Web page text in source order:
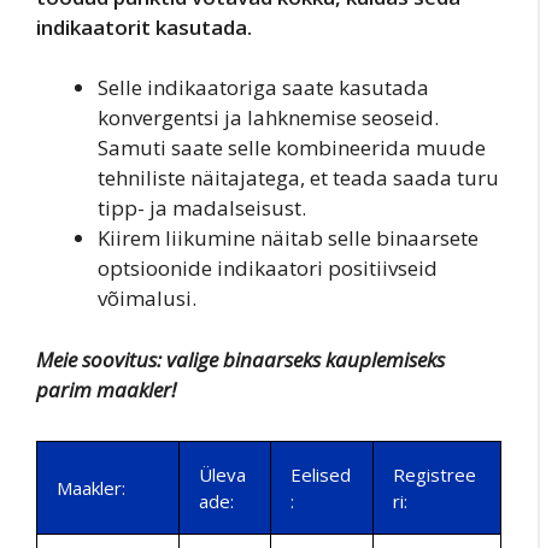
indikaatorit kasutada.
Selle indikaatoriga saate kasutada
konvergentsi ja lahknemise seoseid.
Samuti saate selle kombineerida muude
tehniliste näitajatega, et teada saada turu
tipp- ja madalseisust.
Kiirem liikumine näitab selle binaarsete
optsioonide indikaatori positiivseid
võimalusi.
Meie soovitus: valige binaarseks kauplemiseks
parim maakler!
Maakler:
Üleva
ade:
Eelised
:
Registree
ri: